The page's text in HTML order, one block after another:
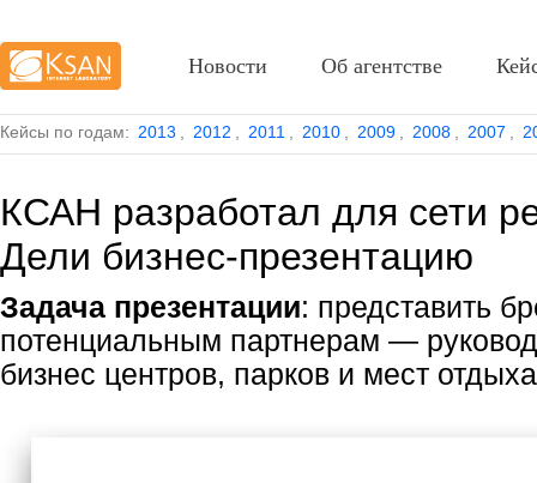
Кейсы по годам: 2013 2012 2011 2010 2009 2008 2007
КСАН разработал для сети
Дели бизнес-презентацию
Задача презентации: представить
потенциальным партнерам —
бизнес центров, парков и мест
Новости Об агентстве